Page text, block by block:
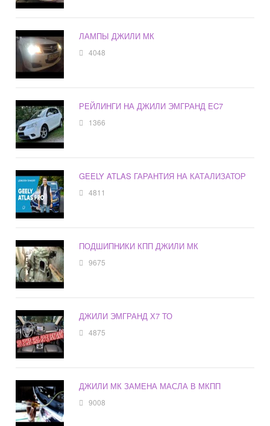
ЛАМПЫ ДЖИЛИ МК
4048
РЕЙЛИНГИ НА ДЖИЛИ ЭМГРАНД EC7
1366
GEELY ATLAS ГАРАНТИЯ НА КАТАЛИЗАТОР
4811
ПОДШИПНИКИ КПП ДЖИЛИ МК
9675
ДЖИЛИ ЭМГРАНД Х7 ТО
4875
ДЖИЛИ МК ЗАМЕНА МАСЛА В МКПП
9008